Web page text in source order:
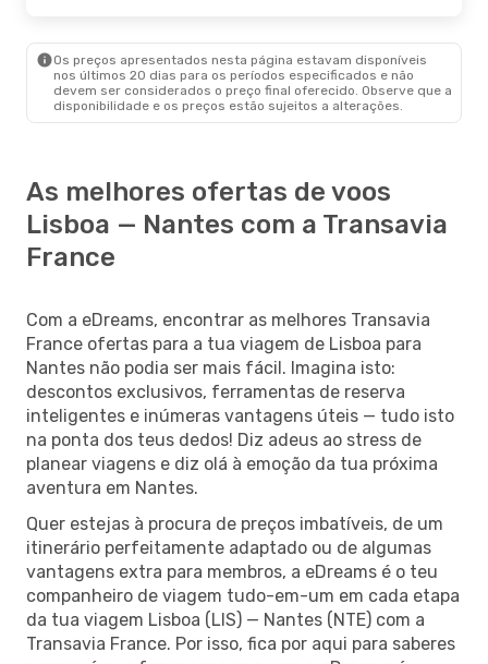
Os preços apresentados nesta página estavam disponíveis
nos últimos 20 dias para os períodos especificados e não
devem ser considerados o preço final oferecido. Observe que a
disponibilidade e os preços estão sujeitos a alterações.
As melhores ofertas de voos
Lisboa — Nantes com a Transavia
France
Com a eDreams, encontrar as melhores Transavia
France ofertas para a tua viagem de Lisboa para
Nantes não podia ser mais fácil. Imagina isto:
descontos exclusivos, ferramentas de reserva
inteligentes e inúmeras vantagens úteis — tudo isto
na ponta dos teus dedos! Diz adeus ao stress de
planear viagens e diz olá à emoção da tua próxima
aventura em Nantes.
Quer estejas à procura de preços imbatíveis, de um
itinerário perfeitamente adaptado ou de algumas
vantagens extra para membros, a eDreams é o teu
companheiro de viagem tudo-em-um em cada etapa
da tua viagem Lisboa (LIS) — Nantes (NTE) com a
Transavia France. Por isso, fica por aqui para saberes